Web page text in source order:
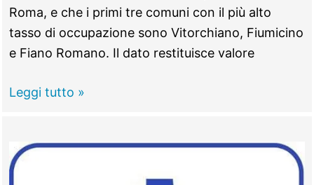
Roma, e che i primi tre comuni con il più alto
tasso di occupazione sono Vitorchiano, Fiumicino
e Fiano Romano. Il dato restituisce valore
Fiano
Il
Comune
Leggi tutto »